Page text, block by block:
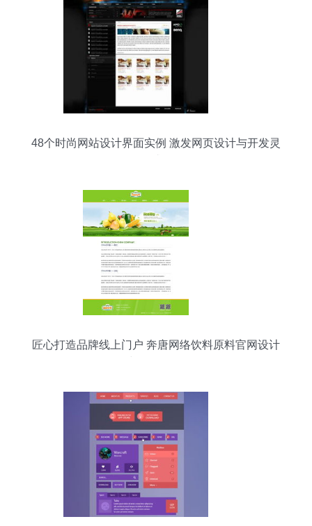
48个时尚网站设计界面实例 激发网页设计与开发灵
匠心打造品牌线上门户 奔唐网络饮料原料官网设计